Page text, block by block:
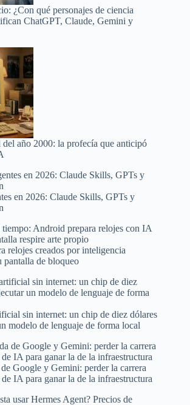
¿Con qué personajes de ciencia
ChatGPT, Claude, Gemini y
año 2000: la profecía que anticipó
en 2026: Claude Skills, GPTs y
relojes creados por inteligencia
pantalla de bloqueo
sin internet: un chip de diez dólares
modelo de lenguaje de forma local
Google y Gemini: perder la carrera
IA para ganar la de la infraestructura